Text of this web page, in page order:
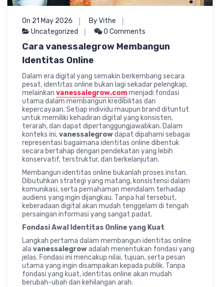
On 21 May 2026
By Vithe
Uncategorized
0 Comments
Cara vanessalegrow Membangun
Identitas Online
Dalam era digital yang semakin berkembang secara
pesat, identitas online bukan lagi sekadar pelengkap,
melainkan vanessalegrow.commenjadi fondasi
utama dalam membangun kredibilitas dan
kepercayaan. Setiap individu maupun brand dituntut
untuk memiliki kehadiran digital yang konsisten,
terarah, dan dapat dipertanggungjawabkan. Dalam
konteks ini,vanessalegrowdapat dipahami sebagai
representasi bagaimana identitas online dibentuk
secara bertahap dengan pendekatan yang lebih
konservatif, terstruktur, dan berkelanjutan.
Membangun identitas online bukanlah proses instan.
Dibutuhkan strategi yang matang, konsistensi dalam
komunikasi, serta pemahaman mendalam terhadap
audiens yang ingin dijangkau. Tanpa hal tersebut,
keberadaan digital akan mudah tenggelam di tengah
persaingan informasi yang sangat padat.
Fondasi Awal Identitas Online yang Kuat
Langkah pertama dalam membangun identitas online
ala vanessalegrowadalah menentukan fondasi yang
jelas. Fondasi ini mencakup nilai, tujuan, serta pesan
utama yang ingin disampaikan kepada publik. Tanpa
fondasi yang kuat, identitas online akan mudah
berubah-ubah dan kehilangan arah.